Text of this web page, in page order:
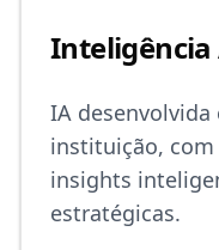
IA desenvolvida
instituição,
insights
estratégicas.